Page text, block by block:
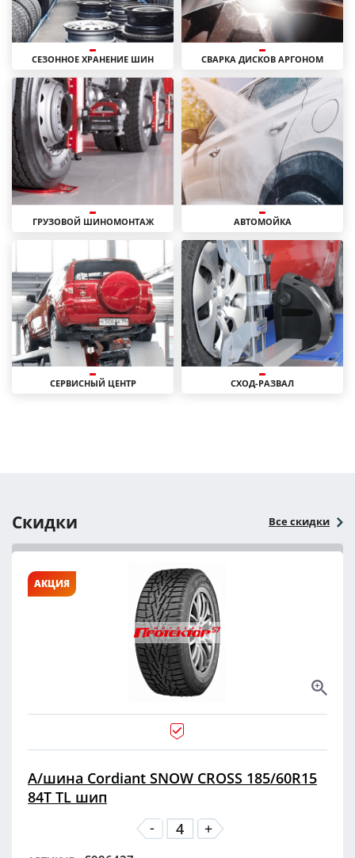
СЕЗОННОЕ ХРАНЕНИЕ ШИН СВАРКА ДИСКОВ АРГОНОМ
ГРУЗОВОЙ ШИНОМОНТАЖ АВТОМОЙКА
СЕРВИСНЫЙ ЦЕНТР СХОД-РАЗВАЛ
Скидки Все скидки
АКЦИЯ
А/шина Cordiant SNOW CROSS 185/60R15
84T TL шип
-
+